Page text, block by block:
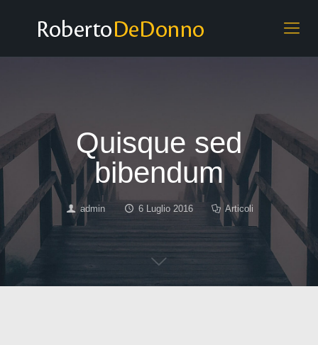
Quisque sed
bibendum
admin 6 Luglio 2016 Articoli